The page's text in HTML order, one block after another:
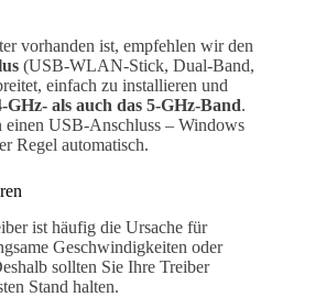
vorhanden ist, empfehlen wir den
(USB-WLAN-Stick, Dual-Band,
einfach zu installieren und
GHz- als auch das 5-GHz-Band.
einen USB-Anschluss – Windows
Regel automatisch.
ist häufig die Ursache für
Geschwindigkeiten oder
sollten Sie Ihre Treiber
Stand halten.